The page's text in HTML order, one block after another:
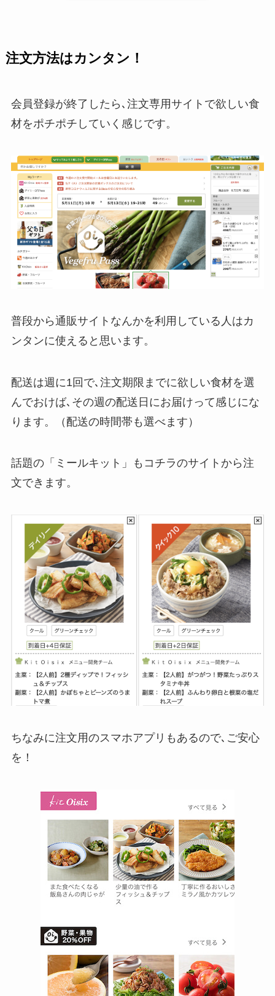
注文方法はカンタン！
会員登録が終了したら､注文専用サイトで欲しい食
材をポチポチしていく感じです。
普段から通販サイトなんかを利用している人はカ
ンタンに使えると思います。
配送は週に1回で､注文期限までに欲しい食材を選
んでおけば､その週の配送日にお届けって感じにな
ります。（配送の時間帯も選べます）
話題の「ミールキット」もコチラのサイトから注
文できます。
ちなみに注文用のスマホアプリもあるので､ご安心
を！